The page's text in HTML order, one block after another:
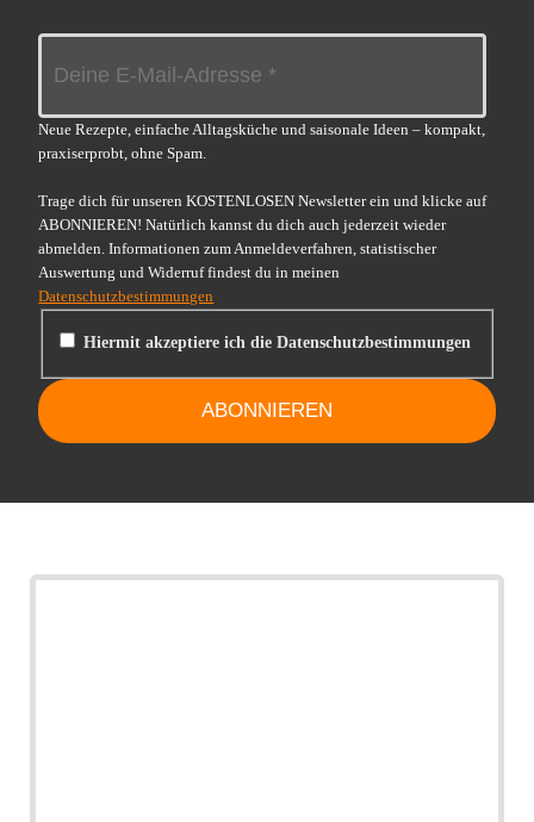
Neue Rezepte, einfache Alltagsküche und saisonale Ideen – kompakt,
praxiserprobt, ohne Spam.
Trage dich für unseren KOSTENLOSEN Newsletter ein und klicke auf
ABONNIEREN! Natürlich kannst du dich auch jederzeit wieder
abmelden. Informationen zum Anmeldeverfahren, statistischer
Auswertung und Widerruf findest du in meinen
Datenschutzbestimmungen
Hiermit akzeptiere ich die Datenschutzbestimmungen